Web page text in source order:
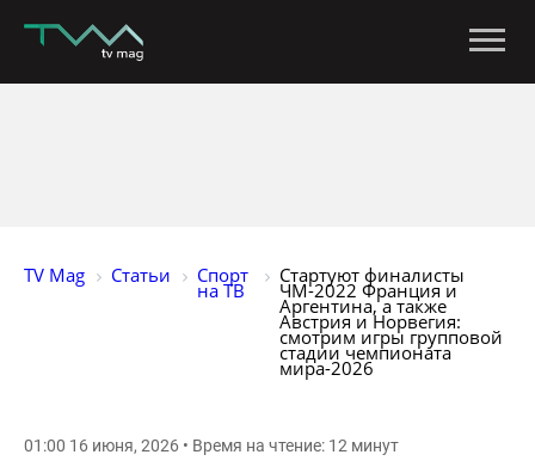
TV Mag Статьи Спорт
на ТВ
Стартуют финалисты
ЧМ-2022 Франция и
Аргентина, а также
Австрия и Норвегия:
смотрим игры групповой
стадии чемпионата
мира-2026
01:00 16 июня, 2026 • Время на чтение: 12 минут